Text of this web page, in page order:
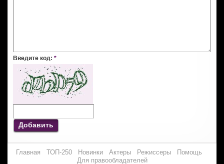
Введите код: *
Добавить
Главная ТОП-250 Новинки Актеры Режиссеры
Помощь
Для правообладателей